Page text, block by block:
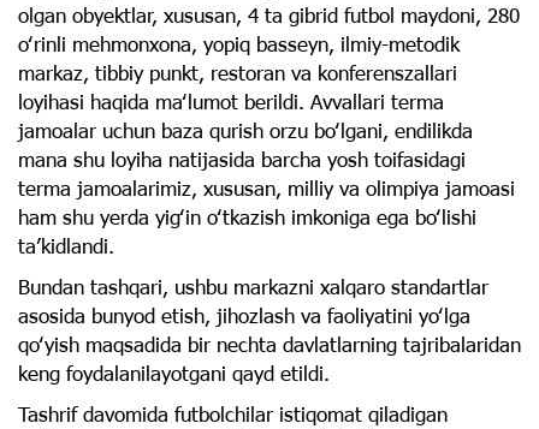
olgan obyektlar, xususan, 4 ta gibrid futbol maydoni, 280
oʻrinli mehmonxona, yopiq basseyn, ilmiy-metodik
markaz, tibbiy punkt, restoran va konferenszallari
loyihasi haqida maʻlumot berildi. Avvallari terma
jamoalar uchun baza qurish orzu boʻlgani, endilikda
mana shu loyiha natijasida barcha yosh toifasidagi
terma jamoalarimiz, xususan, milliy va olimpiya jamoasi
ham shu yerda yigʻin oʻtkazish imkoniga ega boʻlishi
taʼkidlandi.
Bundan tashqari, ushbu markazni xalqaro standartlar
asosida bunyod etish, jihozlash va faoliyatini yoʻlga
qoʻyish maqsadida bir nechta davlatlarning tajribalaridan
keng foydalanilayotgani qayd etildi.
Tashrif davomida futbolchilar istiqomat qiladigan